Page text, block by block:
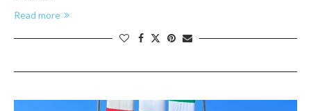
Read more